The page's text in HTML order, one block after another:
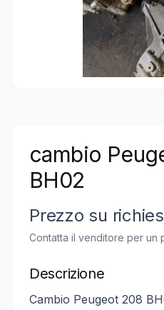
cambio
BH02
Prezzo su
Contatta il venditore per un
Descrizione
Cambio Peugeot 208